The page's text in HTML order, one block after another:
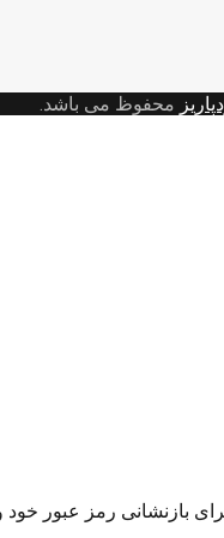
محفوظ می باشد.
بازنشانی رمز عبور خود